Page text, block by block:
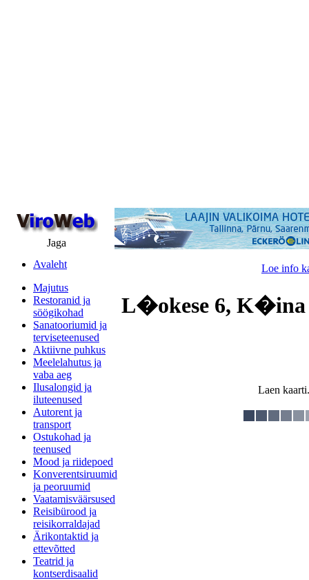
Jaga
Avaleht
Majutus
Restoranid ja
söögikohad
Sanatooriumid ja
terviseteenused
Aktiivne puhkus
Meelelahutus ja
vaba aeg
Ilusalongid ja
iluteenused
Autorent ja
transport
Ostukohad ja
teenused
Mood ja riidepoed
Konverentsiruumid
ja peoruumid
Vaatamisväärsused
Reisibürood ja
reisikorraldajad
Ärikontaktid ja
ettevõtted
Teatrid ja
kontserdisaalid
Loe info
L�okese 6,
Laen